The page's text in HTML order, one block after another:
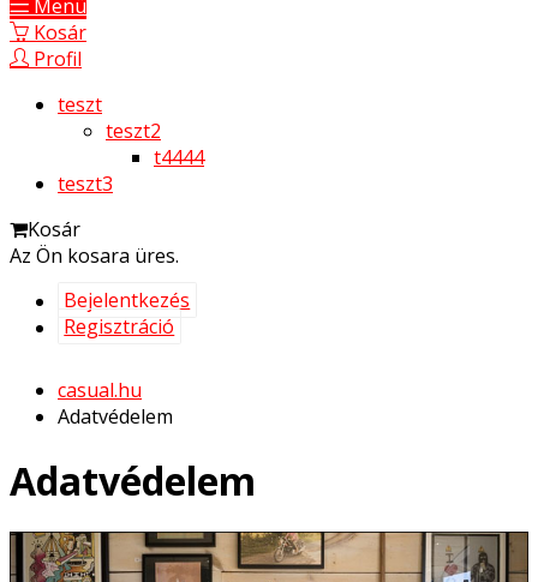
Menü
Kosár
Profil
teszt
teszt2
t4444
teszt3
Kosár
Az Ön kosara üres.
Bejelentkezés
Regisztráció
casual.hu
Adatvédelem
Adatvédelem